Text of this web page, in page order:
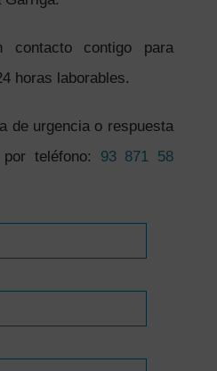
contacto contigo para
horas laborables.
de urgencia o respuesta
teléfono: 93 871 58